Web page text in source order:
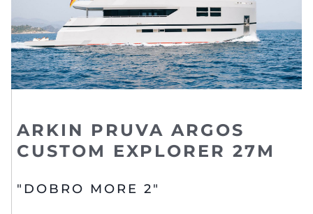
ARKIN PRUVA ARGOS
CUSTOM EXPLORER 27M
"DOBRO MORE 2"